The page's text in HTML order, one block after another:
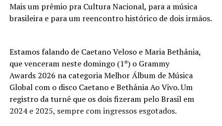
Mais um prêmio pra Cultura Nacional, para a música
brasileira e para um reencontro histórico de dois irmãos.
Estamos falando de Caetano Veloso e Maria Bethânia,
que venceram neste domingo (1º) o Grammy
Awards 2026 na categoria Melhor Álbum de Música
Global com o disco Caetano e Bethânia Ao Vivo. Um
registro da turnê que os dois fizeram pelo Brasil em
2024 e 2025, sempre com ingressos esgotados.